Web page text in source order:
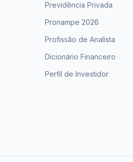
Previdência Privada
Pronampe 2026
Profissão de Analista
Dicionário Financeiro
Perfil de Investidor